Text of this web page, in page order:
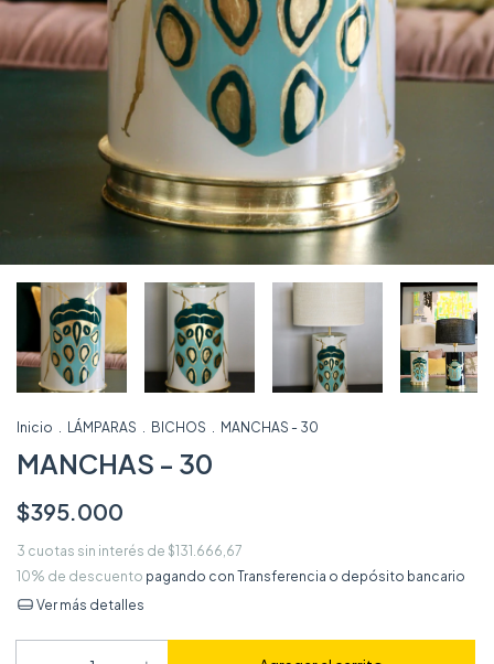
Inicio LÁMPARAS BICHOS MANCHAS - 30
MANCHAS - 30
$395.000
3 cuotas sin interés de $131.666,67
10% de descuento pagando con Transferencia o depósito bancario
Ver más detalles